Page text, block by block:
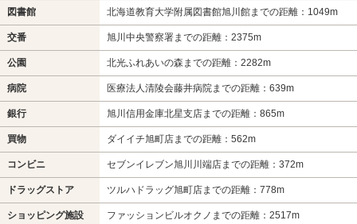
図書館 北海道教育大学附属図書館旭川館までの距離：1049m
交番 旭川中央警察署までの距離：2375m
公園 北光ふれあいの森までの距離：2282m
病院 医療法人清陵会藤井病院までの距離：639m
銀行 旭川信用金庫北星支店までの距離：865m
買物 ダイイチ旭町店までの距離：562m
コンビニ セブンイレブン旭川川端店までの距離：372m
ドラッグストア ツルハドラッグ旭町店までの距離：778m
ショッピング施設 ファッションビルオクノまでの距離：2517m